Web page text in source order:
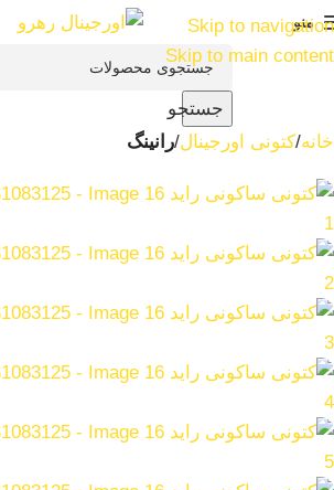
Skip to navigation
Skip to main content
منو
جستجو
خانه کتونی اورجینال رانینگ
-16%